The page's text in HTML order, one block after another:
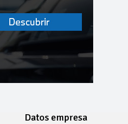
Datos empresa